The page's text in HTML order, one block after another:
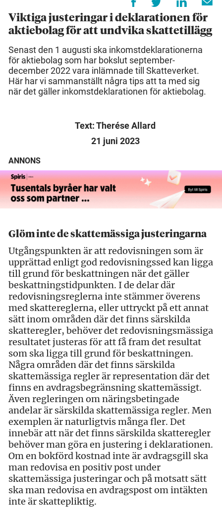
Viktiga justeringar i deklarationen för
aktiebolag för att undvika skattetillägg
Senast den 1 augusti ska inkomstdeklarationerna
för aktiebolag som har bokslut september-
december 2022 vara inlämnade till Skatteverket.
Här har vi sammanställt några tips att ta med sig
när det gäller inkomstdeklarationen för aktiebolag.
Text: Therése Allard
21 juni 2023
ANNONS
Glöm inte de skattemässiga justeringarna
Utgångspunkten är att redovisningen som är
upprättad enligt god redovisningssed kan ligga
till grund för beskattningen när det gäller
beskattningstidpunkten. I de delar där
redovisningsreglerna inte stämmer överens
med skattereglerna, eller uttryckt på ett annat
sätt inom områden där det finns särskilda
skatteregler, behöver det redovisningsmässiga
resultatet justeras för att få fram det resultat
som ska ligga till grund för beskattningen.
Några områden där det finns särskilda
skattemässiga regler är representation där det
finns en avdragsbegränsning skattemässigt.
Även regleringen om näringsbetingade
andelar är särskilda skattemässiga regler. Men
exemplen är naturligtvis många fler. Det
innebär att när det finns särskilda skatteregler
behöver man göra en justering i deklarationen.
Om en bokförd kostnad inte är avdragsgill ska
man redovisa en positiv post under
skattemässiga justeringar och på motsatt sätt
ska man redovisa en avdragspost om intäkten
inte är skattepliktig.